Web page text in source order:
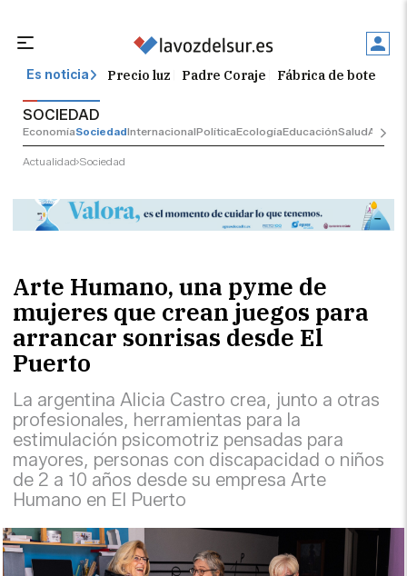
Es noticia Precio luz Padre Coraje Fábrica de botellas
SOCIEDAD
EconomíaSociedadInternacionalPolíticaEcologíaEducaciónSalud
Actualidad Sociedad
Arte Humano, una pyme de
mujeres que crean juegos para
arrancar sonrisas desde El
Puerto
La argentina Alicia Castro crea, junto a otras
profesionales, herramientas para la
estimulación psicomotriz pensadas para
mayores, personas con discapacidad o niños
de 2 a 10 años desde su empresa Arte
Humano en El Puerto